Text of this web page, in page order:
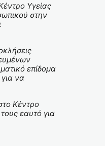
Υγείας
στην
επίδομα
να
Κέντρο
εαυτό για